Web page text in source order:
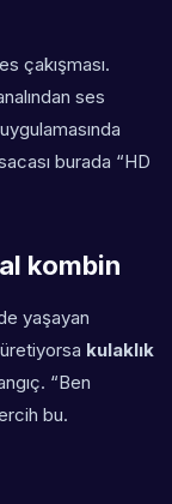
çakışması.
ses
burada “HD
kombin
yaşayan
kulaklık
“Ben
bu.